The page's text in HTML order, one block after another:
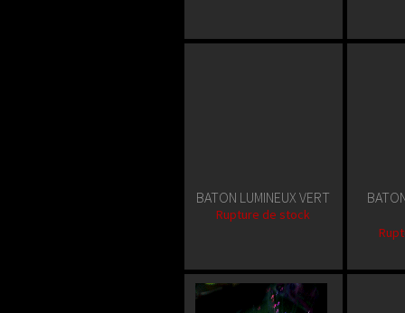
BATON LUMINEUX VERT
Rupture de stock